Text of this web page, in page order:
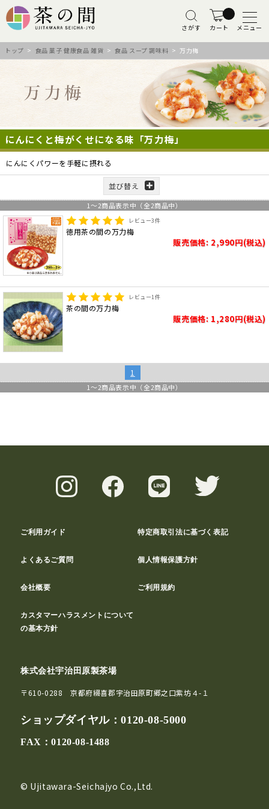
さがす カート メニュー
トップ > 食品 菓子 健康食品 雑貨 >食品 スープ 調味料 > 万力梅
にんにくと梅がくせになる味「万力梅」
にんにくパワーを手軽に摂れる
並び替え
1 ～2商品表示中（全2商品中）
レビュー3件
徳用茶の間の万力梅
販売価格: 2,990円(税込)
レビュー1件
茶の間の万力梅
販売価格: 1,280円(税込)
1
1 ～2商品表示中（全2商品中）
ご利用ガイド 特定商取引法に基づく表記
よくあるご質問 個人情報保護方針
会社概要 ご利用規約
カスタマーハラスメントについて
の基本方針
株式会社宇治田原製茶場
〒610-0288 京都府綴喜郡宇治田原町郷之口紫坊４-１
ショップダイヤル：0120-08-5000
FAX：0120-08-1488
© Ujitawara-Seichajyo Co.,Ltd.